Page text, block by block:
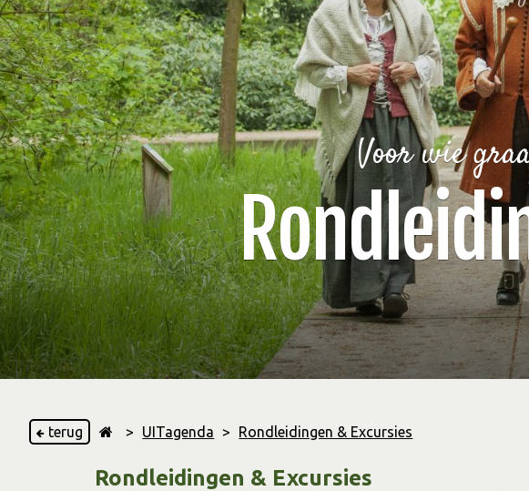
Voor wie
terug > UITagenda > Rondleidingen & Excursies
Rondleidingen & Excursies